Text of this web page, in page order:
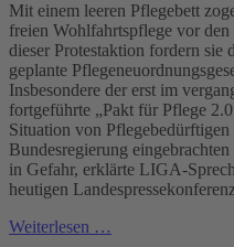
Mit einem leeren Pflegebett
freien Wohlfahrtspflege vor
dieser Protestaktion fordern sie
geplante
Insbesondere der erst im
fortgeführte „Pakt für Pflege
Situation von
Bundesregierung
in Gefahr, erklärte LIGA-
heutigen
Weiterlesen …